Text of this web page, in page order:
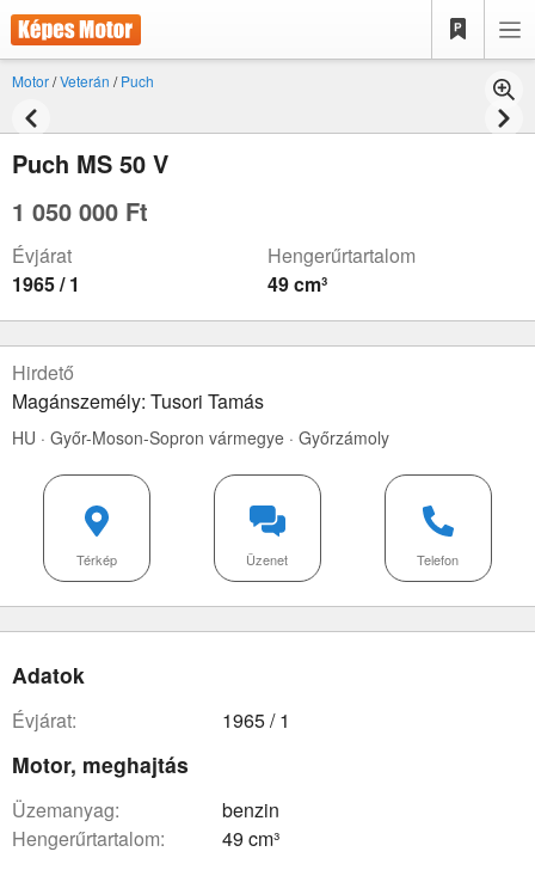
Motor/Veterán /Puch
Puch MS 50 V
1 050 000 Ft
Évjárat
1965 / 1
Hengerűrtartalom
49 cm³
Hirdető
Magánszemély: Tusori Tamás
HU · Győr-Moson-Sopron vármegye · Győrzámoly
Telefon
Üzenet
Térkép
Adatok
évjárat: 1965 / 1
Motor, meghajtás
üzemanyag:
benzin
hengerűrtartalom:
49 cm³